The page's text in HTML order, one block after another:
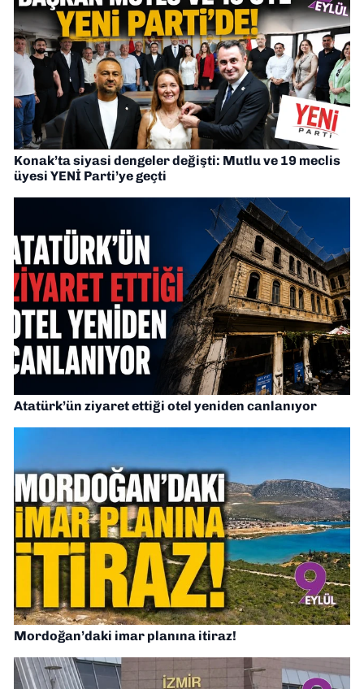
Konak’ta siyasi dengeler değişti: Mutlu ve 19 meclis
üyesi YENİ Parti’ye geçti
Atatürk’ün ziyaret ettiği otel yeniden canlanıyor
Mordoğan’daki imar planına itiraz!